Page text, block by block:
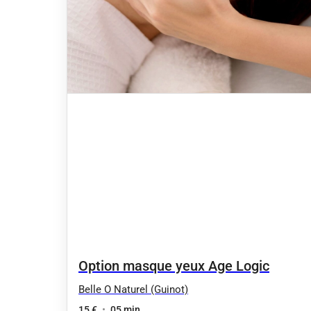
Option masque yeux Age Logic
Belle O Naturel (Guinot)